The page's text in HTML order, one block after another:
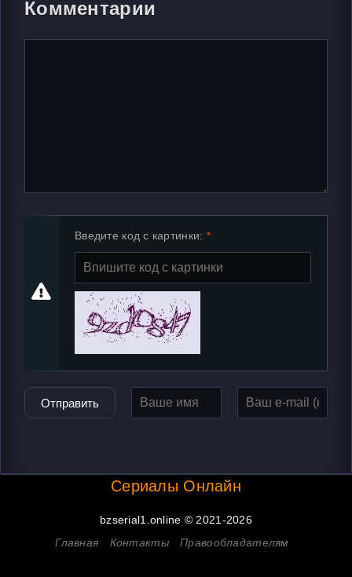
Комментарии
Введите код с картинки:
Отправить
Сериалы Онлайн
bzserial1.online © 2021-2026
Главная
Контакты Правообладателям